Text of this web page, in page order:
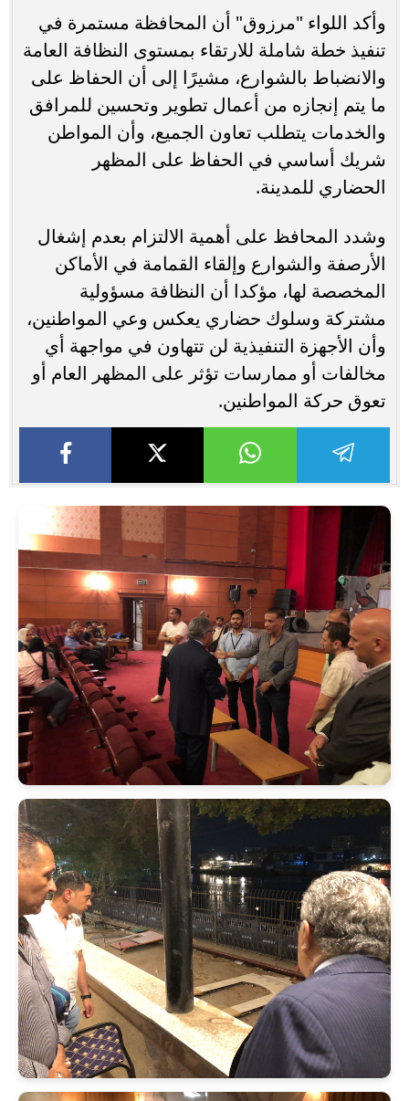
وأكد اللواء "مرزوق" أن المحافظة مستمرة في
تنفيذ خطة شاملة للارتقاء بمستوى النظافة العامة
والانضباط بالشوارع، مشيرًا إلى أن الحفاظ على
ما يتم إنجازه من أعمال تطوير وتحسين للمرافق
والخدمات يتطلب تعاون الجميع، وأن المواطن
شريك أساسي في الحفاظ على المظهر
الحضاري للمدينة.
وشدد المحافظ على أهمية الالتزام بعدم إشغال
الأرصفة والشوارع وإلقاء القمامة في الأماكن
المخصصة لها، مؤكدا أن النظافة مسؤولية
مشتركة وسلوك حضاري يعكس وعي المواطنين،
وأن الأجهزة التنفيذية لن تتهاون في مواجهة أي
مخالفات أو ممارسات تؤثر على المظهر العام أو
تعوق حركة المواطنين.